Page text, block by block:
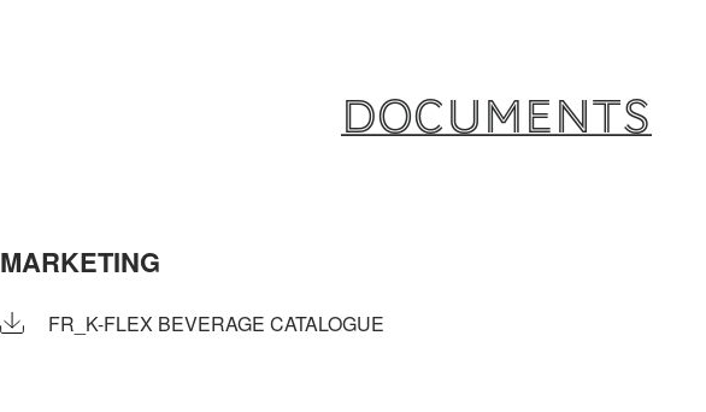
Documents
MARKETING
FR_K-FLEX BEVERAGE CATALOGUE